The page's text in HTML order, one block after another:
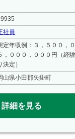
社員
定年収例：３，５００，
，０００，０００円（経
決定）
山県小田郡矢掛町
詳細を見る